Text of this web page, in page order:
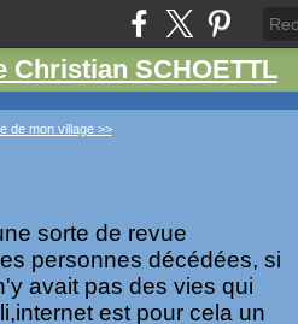
Christian SCHOETTL
de mon village >>
sorte de revue
personnes décédées, si
avait pas des vies qui
est pour cela un